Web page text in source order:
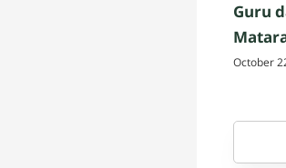
Guru
October